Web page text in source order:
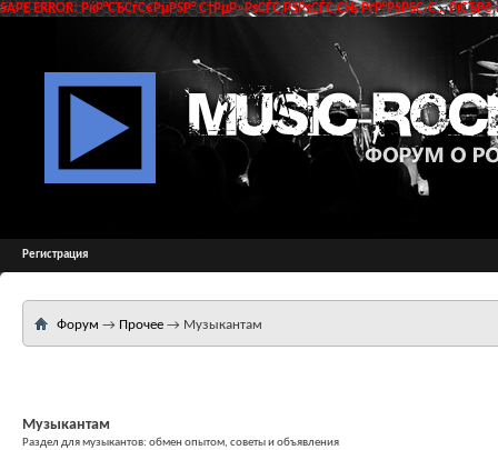
SAPE ERROR: РќР°СЂСѓС€РµРЅР° С†РµР»РѕСЃС‚РЅРѕСЃС‚СЊ РґР°РЅРЅС‹С…
Регистрация
Форум → Прочее → Музыкантам
Музыкантам
Раздел для музыкантов: обмен опытом, советы и объявления